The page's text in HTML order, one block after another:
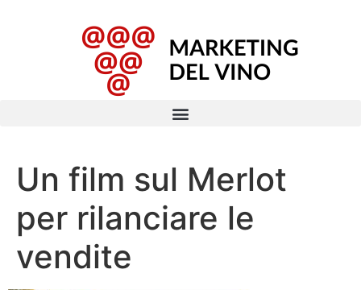
Un film sul Merlot
per rilanciare le
vendite